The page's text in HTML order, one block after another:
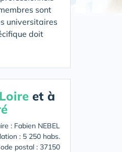
sont
universitaires
doit
et à
: Fabien NEBEL
: 5 250 habs.
postal : 37150